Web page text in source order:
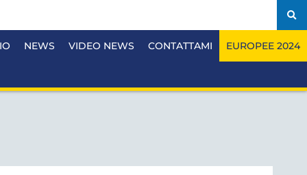
NEWS VIDEO NEWS CONTATTAMI EUROPEE 2024